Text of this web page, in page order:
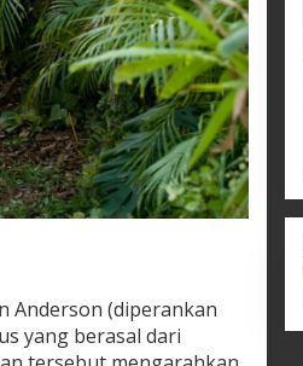
Anderson (diperankan
yang berasal dari